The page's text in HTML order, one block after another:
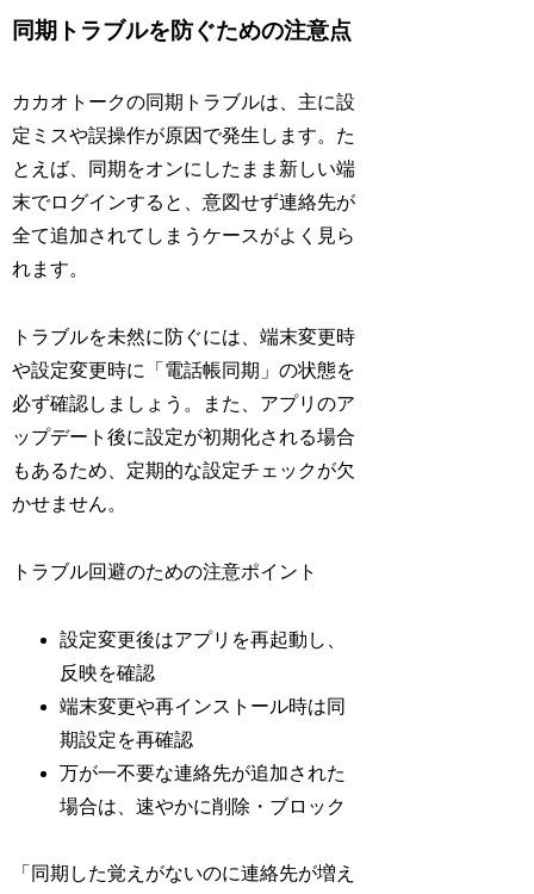
同期トラブルを防ぐための注意点
カカオトークの同期トラブルは、主に設
定ミスや誤操作が原因で発生します。た
とえば、同期をオンにしたまま新しい端
末でログインすると、意図せず連絡先が
全て追加されてしまうケースがよく見ら
れます。
トラブルを未然に防ぐには、端末変更時
や設定変更時に「電話帳同期」の状態を
必ず確認しましょう。また、アプリのア
ップデート後に設定が初期化される場合
もあるため、定期的な設定チェックが欠
かせません。
トラブル回避のための注意ポイント
設定変更後はアプリを再起動し、
反映を確認
端末変更や再インストール時は同
期設定を再確認
万が一不要な連絡先が追加された
場合は、速やかに削除・ブロック
「同期した覚えがないのに連絡先が増え